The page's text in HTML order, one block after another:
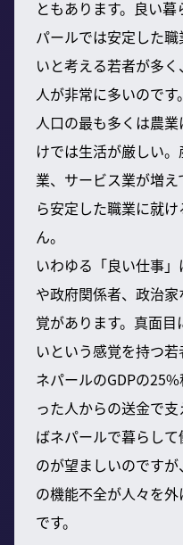
ともあります。良い
パールでは安定した
いと考える若者が多
人が非常に多いのです。
人口の最も多くは農
けでは生活が厳しい
業、サービス業が増
ら安定した職業に就
ん。
いわゆる「良い仕事
や政府関係者、政治
覚があります。真面
いという感覚を持つ若
ネパールのGDPの
った人からの送金で
ばネパールで暮らし
のが望ましいのです
の機能不全が人々を
です。